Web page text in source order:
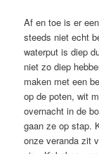
Af en toe is er
steeds niet echt
waterput is diep
niet zo diep
maken met een
op de poten, wit
overnacht in de
gaan ze op stap.
onze veranda zit